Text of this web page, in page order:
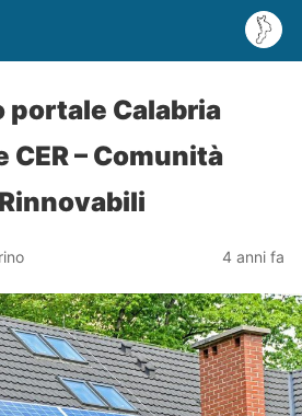
portale Calabria
CER – Comunità
4 anni fa